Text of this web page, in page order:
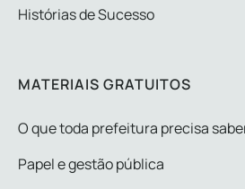
Histórias de Sucesso
MATERIAIS GRATUITOS
O que toda prefeitura precisa
Papel e gestão pública